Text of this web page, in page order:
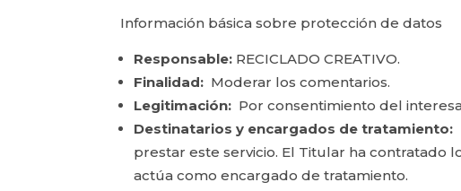
Información básica sobre protección de datos
Responsable: RECICLADO CREATIVO.
Finalidad: Moderar los comentarios.
Legitimación: Por consentimiento del
Destinatarios y encargados de tratamiento:
prestar este servicio. El Titular ha contratado
actúa como encargado de tratamiento.